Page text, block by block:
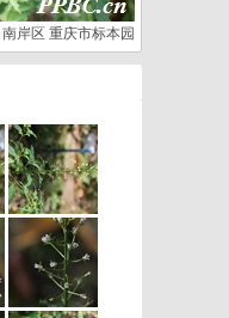
南岸区 重庆市标本园